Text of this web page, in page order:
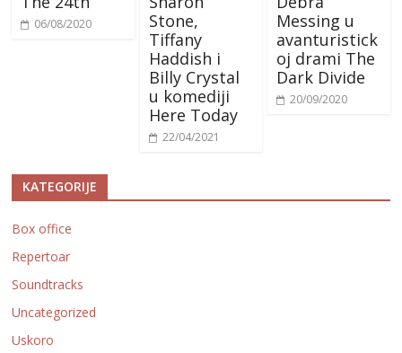
06/08/2020
Stone,
Tiffany
Haddish i
Billy Crystal
u komediji
Here Today
22/04/2021
Messing u
avanturistick
oj drami The
Dark Divide
20/09/2020
KATEGORIJE
Box office
Repertoar
Soundtracks
Uncategorized
Uskoro